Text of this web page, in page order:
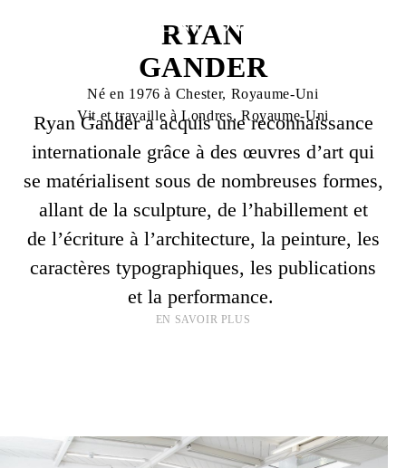
RYAN
GANDER
Né en 1976 à Chester, Royaume-Uni
Vit et travaille à Londres, Royaume-Uni
Ryan Gander a acquis une reconnaissance
internationale grâce à des œuvres d’art qui
se matérialisent sous de nombreuses formes,
allant de la sculpture, de l’habillement et
de l’écriture à l’architecture, la peinture, les
caractères typographiques, les publications
et la performance.
EN SAVOIR PLUS